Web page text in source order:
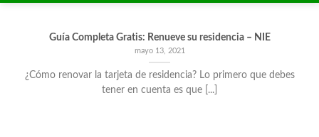
Guía Completa Gratis: Renueve su residencia – NIE
mayo 13, 2021
¿Cómo renovar la tarjeta de residencia? Lo primero que debes
tener en cuenta es que [...]